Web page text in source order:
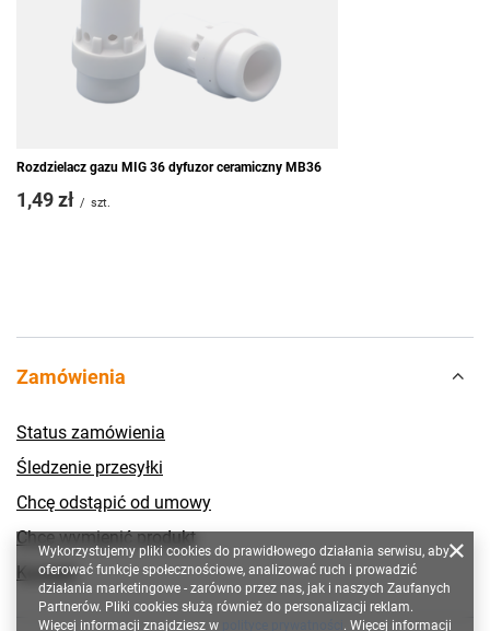
Rozdzielacz gazu MIG 36 dyfuzor ceramiczny MB36
1,49 zł / szt.
Zamówienia
Status zamówienia
Śledzenie przesyłki
Chcę odstąpić od umowy
Chcę wymienić produkt
Kontakt
Wykorzystujemy pliki cookies do prawidłowego działania serwisu, aby
oferować funkcje społecznościowe, analizować ruch i prowadzić
działania marketingowe - zarówno przez nas, jak i naszych Zaufanych
Partnerów. Pliki cookies służą również do personalizacji reklam.
Więcej informacji znajdziesz w
. Więcej informacji